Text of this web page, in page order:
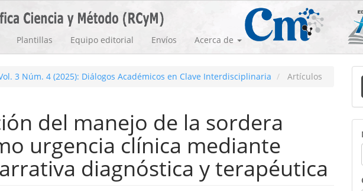
Plantillas Equipo editorial Envíos Acerca de
3 Núm. 4 (2025): Diálogos Académicos en Clave Interdisciplinaria Artículos
del manejo de la sordera
urgencia clínica mediante
diagnóstica y terapéutica